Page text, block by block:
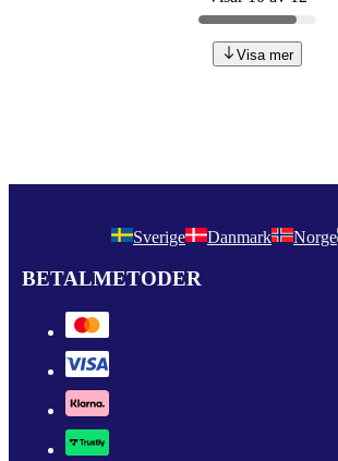
Visa mer
Sverige Danmark Norge
BETALMETODER